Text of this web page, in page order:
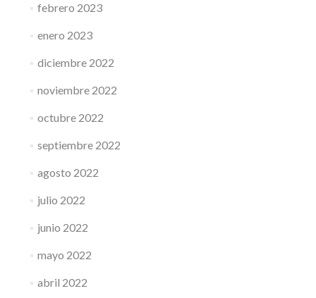
febrero 2023
enero 2023
diciembre 2022
noviembre 2022
octubre 2022
septiembre 2022
agosto 2022
julio 2022
junio 2022
mayo 2022
abril 2022